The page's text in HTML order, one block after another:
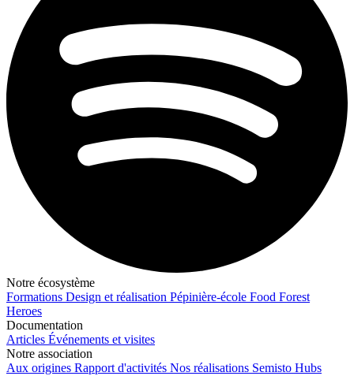
Notre écosystème
Formations Design et réalisation Pépinière-école Food Forest
Heroes
Documentation
Articles Événements et visites
Notre association
Aux origines Rapport d'activités Nos réalisations Semisto Hubs